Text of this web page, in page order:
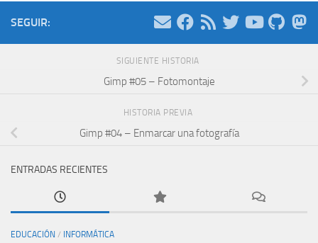
SEGUIR:
SIGUIENTE HISTORIA
Gimp #05 – Fotomontaje
HISTORIA PREVIA
Gimp #04 – Enmarcar una fotografía
ENTRADAS RECIENTES
EDUCACIÓN / INFORMÁTICA